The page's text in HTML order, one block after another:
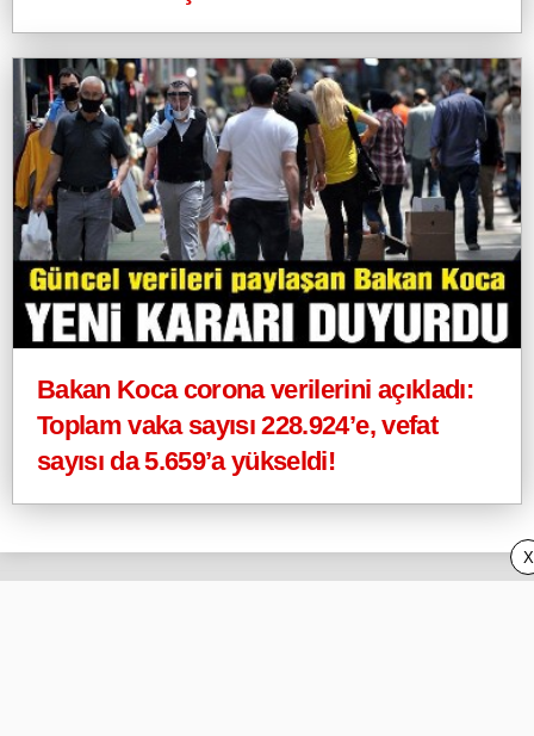
Bakan Koca corona verilerini açıkladı:
Toplam vaka sayısı 228.924’e, vefat
sayısı da 5.659’a yükseldi!
X